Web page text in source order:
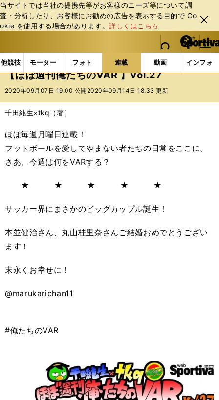
当サイトでは当社の提携先等がお客様のニーズ等について調
査・分析したり、お客様にお勧めの広告を表⽰する⽬的で Co
okie を使⽤する場合があります。詳しくはこちら
閉じ
る
web Sportiva (webスポルティーバ)
検索
マイペ
ー
ジ
メニュ
競技 モーター フォト 連載 動画 インフォ
b
ス
ポ
ル
ィ
バ
連載コラム スポマン！ 俺たちのVAR 【ほぼ週
【ほぼ週刊俺たちのVAR 】vol.27
2020年09月07日 19:00 公開 2020年09月14日 18:33 更新
千田純生×tkq（著）
ほぼ毎週月曜日連載！
フットボールを愛してやまない者たちの日常をここに。
さあ、今週は何をVARする？
★ ★ ★ ★ ★
サッカー界にまさかのビッグカップル誕生！
本並健治さん、丸山桂里奈さんご結婚おめでとうござい
ます！
末永くお幸せに！
@marukarichan11
#俺たちのVAR